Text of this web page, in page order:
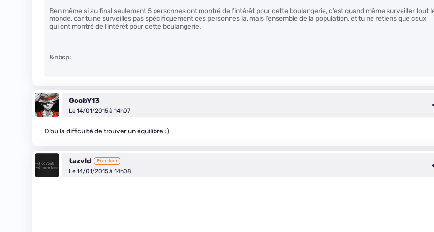
Ben même si au final seulement 5 personnes ont montré de l’intérêt pour cette boulangerie, c’est quand même surveiller tout
monde, car tu ne surveilles pas spécifiquement ces personnes la, mais l’ensemble de la population, et tu ne retiens que ceux
qui ont montré de l’intérêt pour cette boulangerie.
&nbsp;
GoobY13
Le 14/01/2015 à 14h07
D’ou la difficulté de trouver un équilibre :)
tazvld Premium
Le 14/01/2015 à 14h08